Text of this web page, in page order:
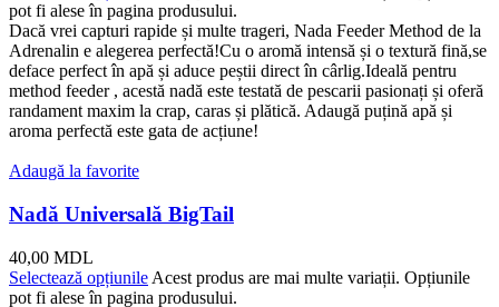
pot fi alese în pagina produsului.
Dacă vrei capturi rapide și multe trageri, Nada Feeder Method de la
Adrenalin e alegerea perfectă!Cu o aromă intensă și o textură fină,se
deface perfect în apă și aduce peștii direct în cârlig.Ideală pentru
method feeder , acestă nadă este testată de pescarii pasionați și oferă
randament maxim la crap, caras și plătică. Adaugă puțină apă și
aroma perfectă este gata de acțiune!
Adaugă la favorite
Nadă Universală BigTail
40,00 MDL
Selectează opțiunile Acest produs are mai multe variații. Opțiunile
pot fi alese în pagina produsului.